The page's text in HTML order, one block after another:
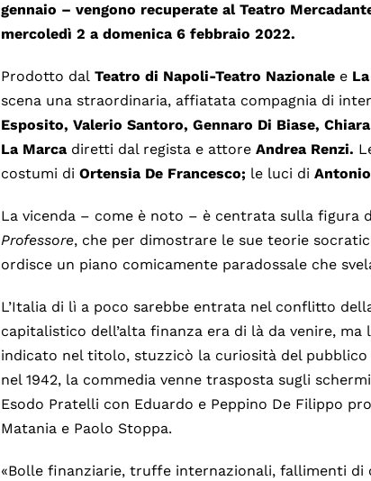
gennaio – vengono recuperate al Teatro
mercoledì 2 a domenica 6 febbraio 2022.
Prodotto dalTeatro di Napoli-Teatro Nazionale e
scena una straordinaria, affiatata compagnia di
Esposito, Valerio Santoro, Gennaro Di Biase,
La Marca diretti dal regista e attore Andrea Renzi.
costumi di Ortensia De Francesco; le luci di
La vicenda – come è noto – è centrata sulla figura
Professore, che per dimostrare le sue teorie
ordisce un piano comicamente paradossale che
L’Italia di lì a poco sarebbe entrata nel conflitto
capitalistico dell’alta finanza era di là da venire, ma
indicato nel titolo, stuzzicò la curiosità del
nel 1942, la commedia venne trasposta sugli
Esodo Pratelli con Eduardo e Peppino De Filippo
Matania e Paolo Stoppa.
«Bolle finanziarie, truffe internazionali, fallimenti di